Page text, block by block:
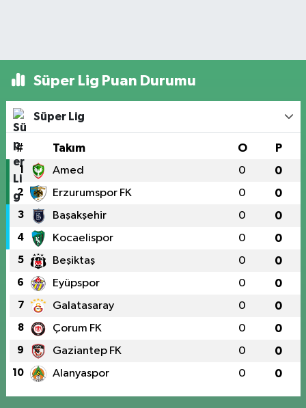
Süper Lig Puan Durumu
Süper Lig
# Takım O P
1 Amed 0 0
2 Erzurumspor FK 0 0
3 Başakşehir 0 0
4 Kocaelispor 0 0
5 Beşiktaş 0 0
6 Eyüpspor 0 0
7 Galatasaray 0 0
8 Çorum FK 0 0
9 Gaziantep FK 0 0
10 Alanyaspor 0 0